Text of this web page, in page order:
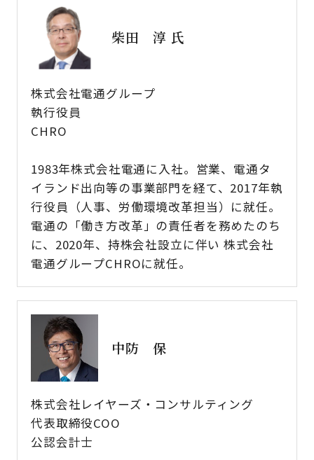
柴田 淳 氏
株式会社電通グループ
執行役員
CHRO
1983年株式会社電通に入社。営業、電通タ
イランド出向等の事業部門を経て、2017年執
行役員（人事、労働環境改革担当）に就任。
電通の「働き方改革」の責任者を務めたのち
に、2020年、持株会社設立に伴い 株式会社
電通グループCHROに就任。
中防 保
株式会社レイヤーズ・コンサルティング
代表取締役COO
公認会計士